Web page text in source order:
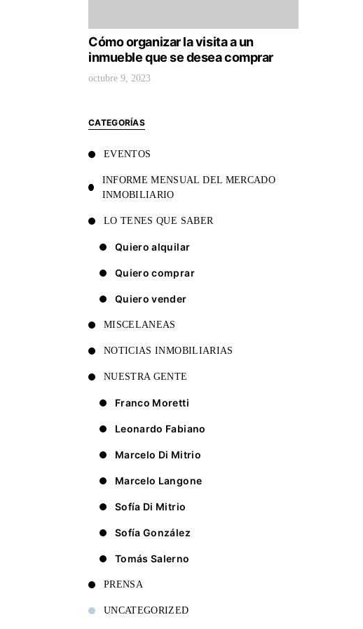
Cómo organizar la visita a un
inmueble que se desea comprar
octubre 9, 2023
CATEGORÍAS
EVENTOS
INFORME MENSUAL DEL MERCADO
INMOBILIARIO
LO TENES QUE SABER
Quiero alquilar
Quiero comprar
Quiero vender
MISCELANEAS
NOTICIAS INMOBILIARIAS
NUESTRA GENTE
Franco Moretti
Leonardo Fabiano
Marcelo Di Mitrio
Marcelo Langone
Sofía Di Mitrio
Sofía González
Tomás Salerno
PRENSA
UNCATEGORIZED